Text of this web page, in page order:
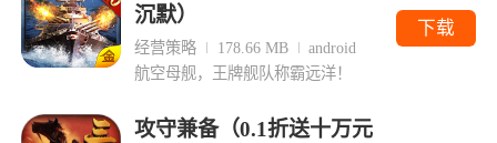
沉默）
经营策略 178.66 MB
android
航空母舰，王牌舰队称霸远洋！
下载
攻守兼备（0.1折送十万元